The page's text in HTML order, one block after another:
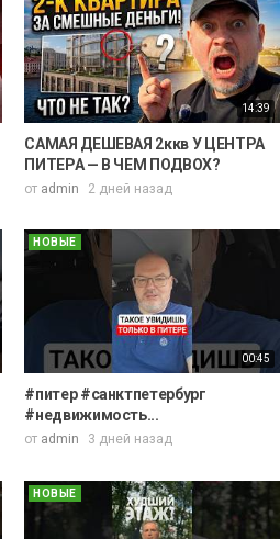
14:39
САМАЯ ДЕШЕВАЯ 2ккв У ЦЕНТРА
ПИТЕРА — В ЧЕМ ПОДВОХ?
от admin 2 дней назад
00:45
НОВЫЕ
#питер #санктпетербург
#недвижимость...
от admin 3 дней назад
НОВЫЕ